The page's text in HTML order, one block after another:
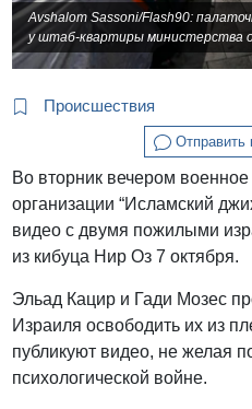
Avshalom Sassoni/Flash90:
у штаб-квартиры министерства
Происшествия
Отправить
Во вторник вечером
организации “Исламский
видео с двумя пожилыми
из кибуца Нир Оз 7 октября.
Эльад Кацир и Гади Мозес
Израиля освободить их из
публикуют видео, не желая
психологической войне.